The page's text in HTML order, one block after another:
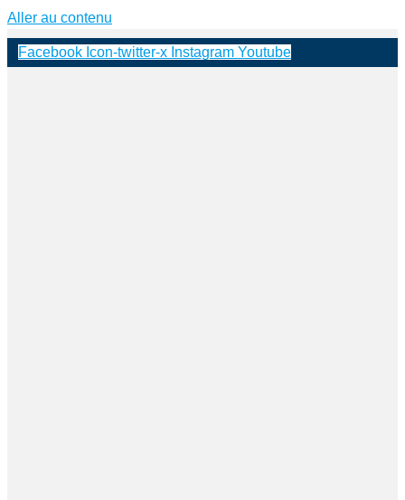
Aller au contenu
Facebook Icon-twitter-x Instagram Youtube